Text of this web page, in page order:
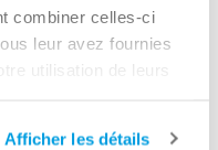
combiner celles-ci
leur avez fournies
utilisation de leurs
Afficher les détails